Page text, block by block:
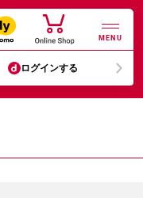
MENU
ログインする